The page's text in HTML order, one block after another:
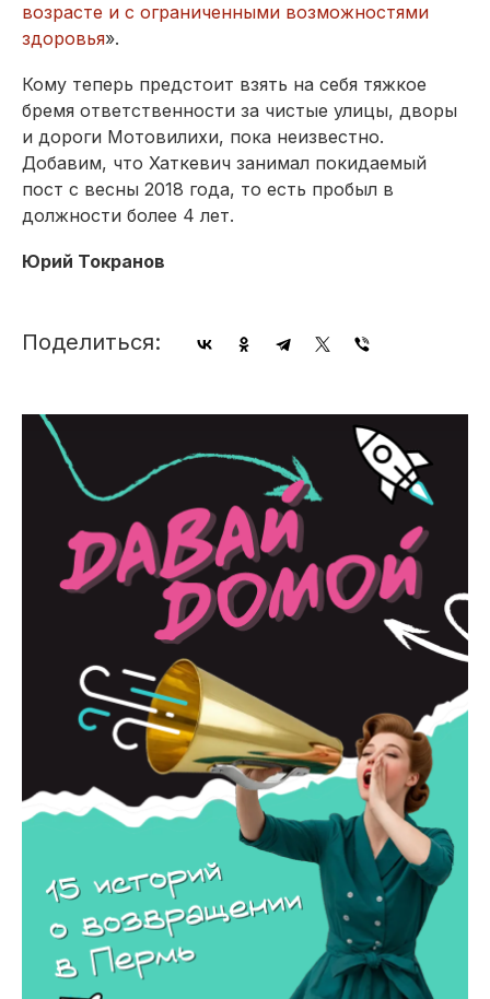
возрасте и с ограниченными возможностями
здоровья».
Кому теперь предстоит взять на себя тяжкое
бремя ответственности за чистые улицы, дворы
и дороги Мотовилихи, пока неизвестно.
Добавим, что Хаткевич занимал покидаемый
пост с весны 2018 года, то есть пробыл в
должности более 4 лет.
Юрий Токранов
Поделиться: